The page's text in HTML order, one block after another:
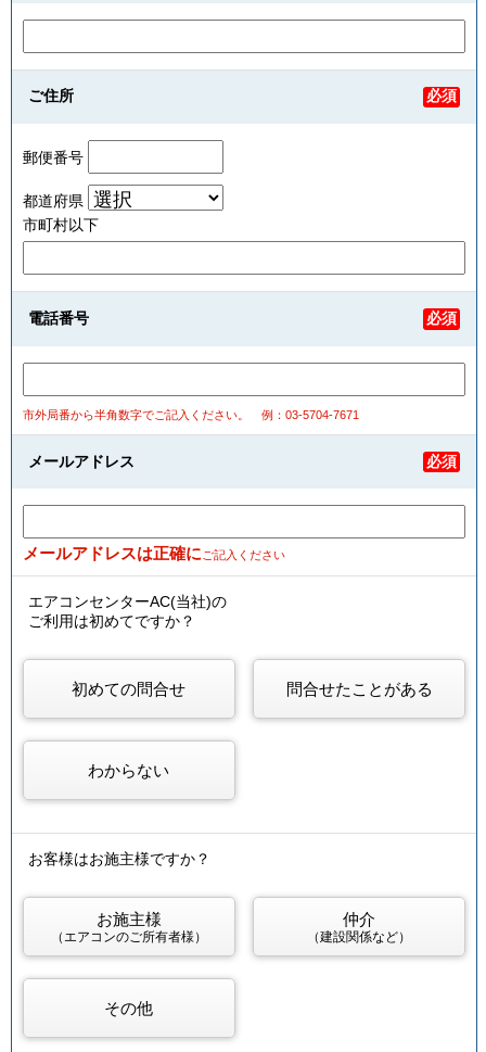
ご住所 必須
郵便番号
都道府県
市町村以下
電話番号 必須
市外局番から半角数字でご記入ください。 例：03-5704-7671
メールアドレス 必須
メールアドレスは正確にご記入ください
エアコンセンターAC(当社)の
ご利用は初めてですか？
初めての問合せ 問合せたことがある
わからない
お客様はお施主様ですか？
お施主様
（エアコンのご所有者様）
仲介
（建設関係など）
その他